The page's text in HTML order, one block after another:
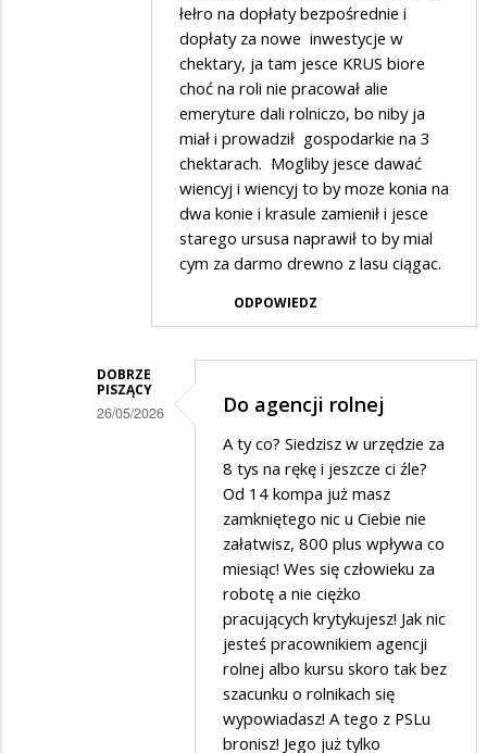
łełro na dopłaty bezpośrednie i
dopłaty za nowe inwestycje w
chektary, ja tam jesce KRUS biore
choć na roli nie pracował alie
emeryture dali rolniczo, bo niby ja
miał i prowadził gospodarkie na 3
chektarach. Mogliby jesce dawać
wiencyj i wiencyj to by moze konia na
dwa konie i krasule zamienił i jesce
starego ursusa naprawił to by mial
cym za darmo drewno z lasu ciągac.
ODPOWIEDZ
DOBRZE
PISZĄCY
26/05/2026 Do agencji rolnej
A ty co? Siedzisz w urzędzie za
8 tys na rękę i jeszcze ci źle?
Od 14 kompa już masz
zamkniętego nic u Ciebie nie
załatwisz, 800 plus wpływa co
miesiąc! Wes się człowieku za
robotę a nie ciężko
pracujących krytykujesz! Jak nic
jesteś pracownikiem agencji
rolnej albo kursu skoro tak bez
szacunku o rolnikach się
wypowiadasz! A tego z PSLu
bronisz! Jego już tylko